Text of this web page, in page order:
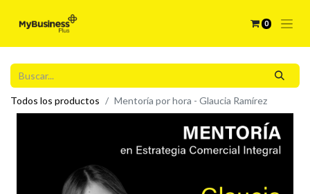
0
Todos los productos Mentoría por hora - Glaucia Ramírez